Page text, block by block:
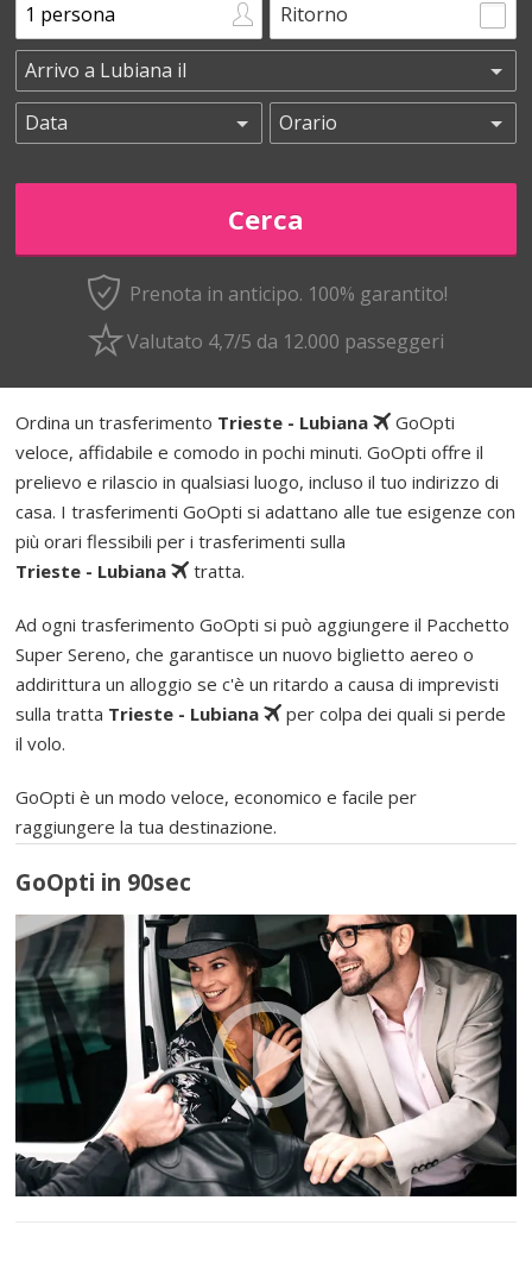
Ritorno
Prenota in anticipo. 100% garantito!
Valutato 4,7/5 da 12.000 passeggeri
Ordina un trasferimento Trieste - Lubiana
GoOpti
veloce, affidabile e comodo in pochi minuti. GoOpti offre il
prelievo e rilascio in qualsiasi luogo, incluso il tuo indirizzo di
casa. I trasferimenti GoOpti si adattano alle tue esigenze con
più orari flessibili per i trasferimenti sulla
Trieste - Lubiana
tratta.
Ad ogni trasferimento GoOpti si può aggiungere il Pacchetto
Super Sereno, che garantisce un nuovo biglietto aereo o
addirittura un alloggio se c'è un ritardo a causa di imprevisti
sulla tratta Trieste - Lubiana
per colpa dei quali si perde
il volo.
GoOpti è un modo veloce, economico e facile per
raggiungere la tua destinazione.
GoOpti in 90sec